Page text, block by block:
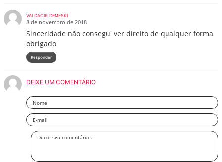
VALDACIR DEMESKI
8 de novembro de 2018
Sinceridade não consegui ver direito de qualquer forma
obrigado
Responder
DEIXE UM COMENTÁRIO
Nome
Email
Deixe